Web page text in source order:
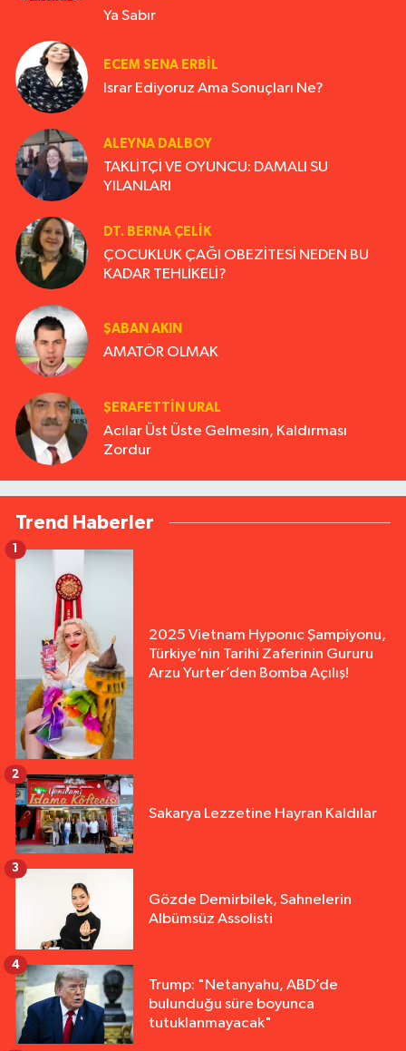
Ya Sabır
ECEM SENA ERBIL
Israr Ediyoruz Ama Sonuçları Ne?
ALEYNA DALBOY
TAKLİTÇİ VE OYUNCU: DAMALI SU
YILANLARI
DT. BERNA ÇELIK
ÇOCUKLUK ÇAĞI OBEZİTESİ NEDEN BU
KADAR TEHLİKELİ?
ŞABAN AKIN
AMATÖR OLMAK
ŞERAFETTIN URAL
Acılar Üst Üste Gelmesin, Kaldırması
Zordur
Trend Haberler
2025 Vietnam Hyponıc Şampiyonu,
Türkiye’nin Tarihi Zaferinin Gururu
Arzu Yurter’den Bomba Açılış!
1
Sakarya Lezzetine Hayran Kaldılar
2
Gözde Demirbilek, Sahnelerin
Albümsüz Assolisti
3
Trump: "Netanyahu, ABD’de
bulunduğu süre boyunca
tutuklanmayacak"
4